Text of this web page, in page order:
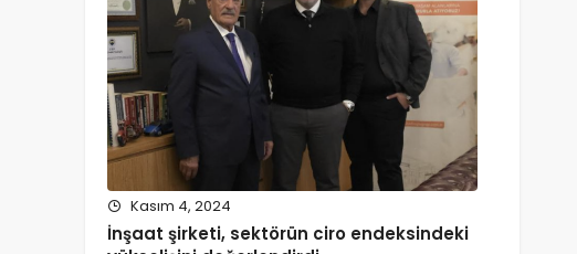
Kasım 4, 2024
İnşaat şirketi, sektörün ciro endeksindeki